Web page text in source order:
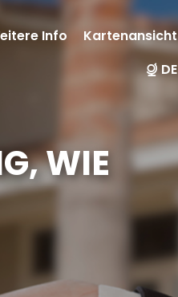
WIE
Info
Kartenansicht
DE